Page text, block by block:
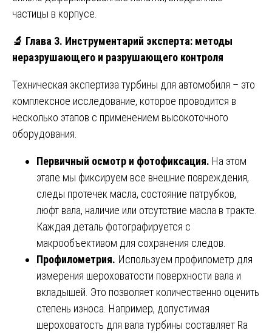
частицы в корпусе.
🔬 Глава 3. Инструментарий эксперта: методы
неразрушающего и разрушающего контроля
Техническая экспертиза турбины для автомобиля – это
комплексное исследование, которое проводится в
несколько этапов с применением высокоточного
оборудования.
Первичный осмотр и фотофиксация. На этом
этапе мы фиксируем все внешние повреждения,
следы протечек масла, состояние патрубков,
люфт вала, наличие или отсутствие масла в тракте.
Каждая деталь фотографируется с
макрообъективом для сохранения следов.
Профилометрия. Используем профилометр для
измерения шероховатости поверхности вала и
вкладышей. Это позволяет количественно оценить
степень износа. Например, допустимая
шероховатость для вала турбины составляет Ra